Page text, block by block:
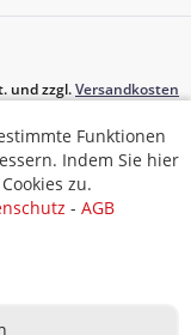
und zzgl.Versandkosten
Funktionen
Indem Sie hier
zu.
- AGB
Funktionen
Indem Sie hier
zu.
- AGB